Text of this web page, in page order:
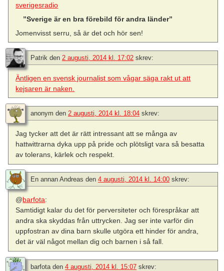
sverigesradio
”Sverige är en bra förebild för andra länder”
Jomenvisst serru, så är det och hör sen!
Patrik den 2 augusti, 2014 kl. 17:02 skrev:
Äntligen en svensk journalist som vågar säga rakt ut att
kejsaren är naken.
anonym den 2 augusti, 2014 kl. 18:04 skrev:
Jag tycker att det är rätt intressant att se många av
hattwittrarna dyka upp på pride och plötsligt vara så besatta
av tolerans, kärlek och respekt.
En annan Andreas den 4 augusti, 2014 kl. 14:00 skrev:
@barfota:
Samtidigt kalar du det för perversiteter och förespråkar att
andra ska skyddas från uttrycken. Jag ser inte varför din
uppfostran av dina barn skulle utgöra ett hinder för andra,
det är väl något mellan dig och barnen i så fall.
barfota den 4 augusti, 2014 kl. 15:07 skrev: